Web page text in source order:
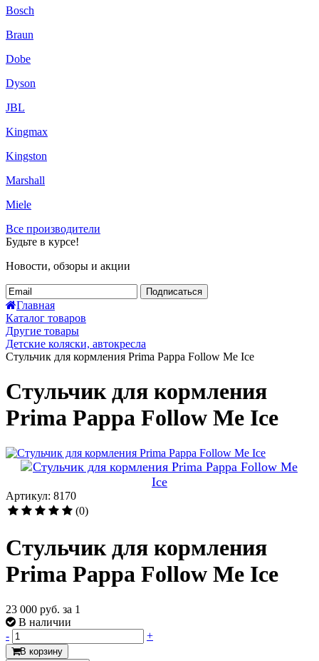
Bosch
Braun
Dobe
Dyson
JBL
Kingmax
Kingston
Marshall
Miele
Все производители
Будьте в курсе!
Новости, обзоры и акции
Подписаться
Главная
Каталог товаров
Другие товары
Детские коляски, автокресла
Стульчик для кормления Prima Pappa Follow Me Ice
Стульчик для кормления
Prima Pappa Follow Me Ice
Артикул: 8170
(0)
Стульчик для кормления
Prima Pappa Follow Me Ice
23 000 руб. за 1
В наличии
-
+
В корзину